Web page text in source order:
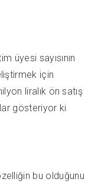
üyesi sayısının
için
liralık ön satış
gösteriyor ki
bu olduğunu